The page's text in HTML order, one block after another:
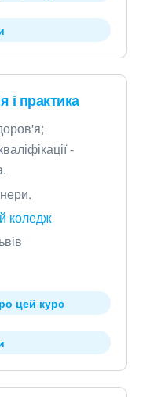
і практика
-
коледж
цей курс